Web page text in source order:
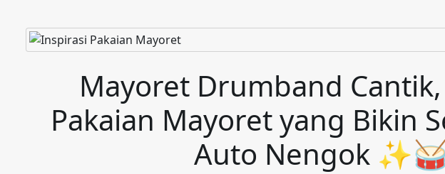
Mayoret Drumband
Pakaian Mayoret yang Bikin
Auto Nengok